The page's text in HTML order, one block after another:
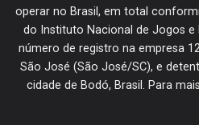
operar no Brasil, em total
do Instituto Nacional de Jogos e
número de registro na empresa
São José (São José/SC), e
cidade de Bodó, Brasil. Para